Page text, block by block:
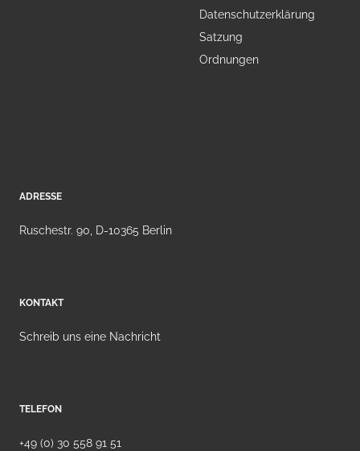
Datenschutzerklärung
Satzung
Ordnungen
ADRESSE
Ruschestr. 90, D-10365 Berlin
KONTAKT
Schreib uns eine Nachricht
TELEFON
+49 (0) 30 558 91 51